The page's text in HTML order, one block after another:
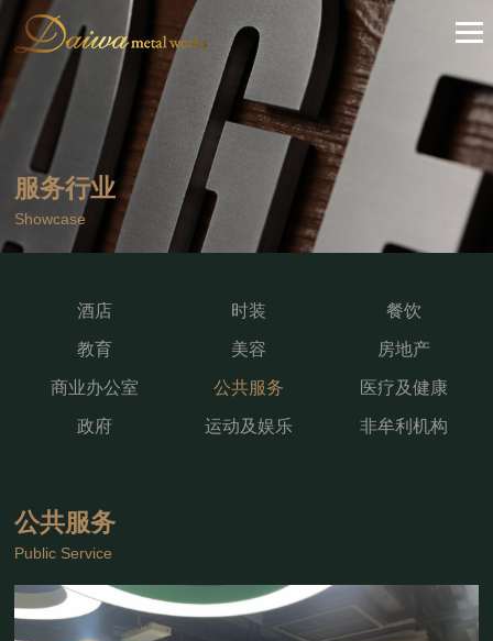
服务行业
Showcase
酒店 时装
餐饮
教育
美容
房地产
商业办公室
公共服务
医疗及健康
政府
运动及娱乐 非牟利机构
公共服务
Public Service